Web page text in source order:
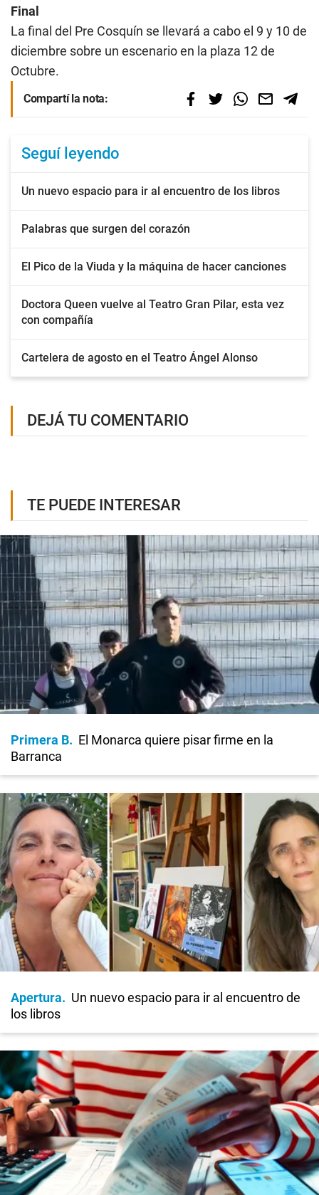
Final
La final del Pre Cosquín se llevará a cabo el 9 y 10 de
diciembre sobre un escenario en la plaza 12 de
Octubre.
Compartí la nota:
Seguí leyendo
Un nuevo espacio para ir al encuentro de los libros
Palabras que surgen del corazón
El Pico de la Viuda y la máquina de hacer canciones
Doctora Queen vuelve al Teatro Gran Pilar, esta vez
con compañía
Cartelera de agosto en el Teatro Ángel Alonso
DEJÁ TU COMENTARIO
TE PUEDE INTERESAR
Primera B
El Monarca quiere pisar firme en la
Barranca
Apertura
Un nuevo espacio para ir al encuentro de
los libros